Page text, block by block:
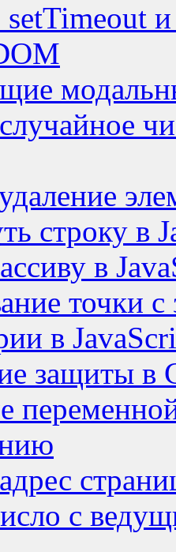
setTimeout
строку в
в
точки
в
защиты в
с